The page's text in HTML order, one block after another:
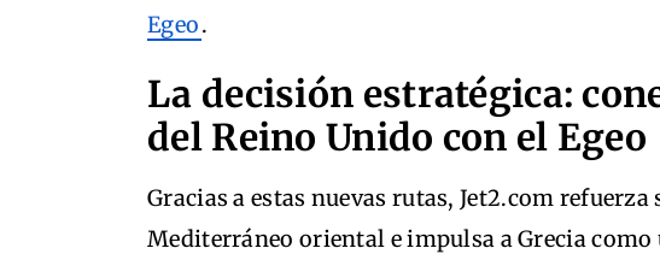
Egeo.
La decisión estratégica:
del Reino Unido con el Egeo
Gracias a estas nuevas rutas, Jet2.com
Mediterráneo oriental e impulsa a Grecia